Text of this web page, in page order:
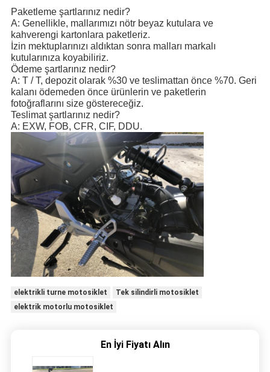
Paketleme şartlarınız nedir?
A: Genellikle, mallarımızı nötr beyaz kutulara ve
kahverengi kartonlara paketleriz.
İzin mektuplarınızı aldıktan sonra malları markalı
kutularınıza koyabiliriz.
Ödeme şartlarınız nedir?
A: T / T, depozit olarak %30 ve teslimattan önce %70. Geri
kalanı ödemeden önce ürünlerin ve paketlerin
fotoğraflarını size göstereceğiz.
Teslimat şartlarınız nedir?
A: EXW, FOB, CFR, CIF, DDU.
elektrikli turne motosiklet
Tek silindirli motosiklet
elektrik motorlu motosiklet
En İyi Fiyatı Alın